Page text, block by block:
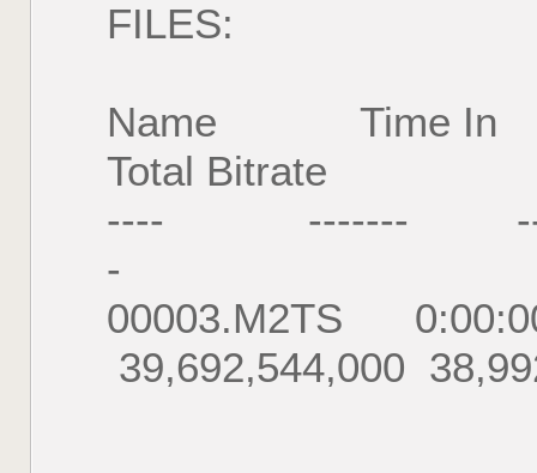
FILES:
Name
Total Bitrate
---- -------
-
00003.M2TS
39,692,544,000